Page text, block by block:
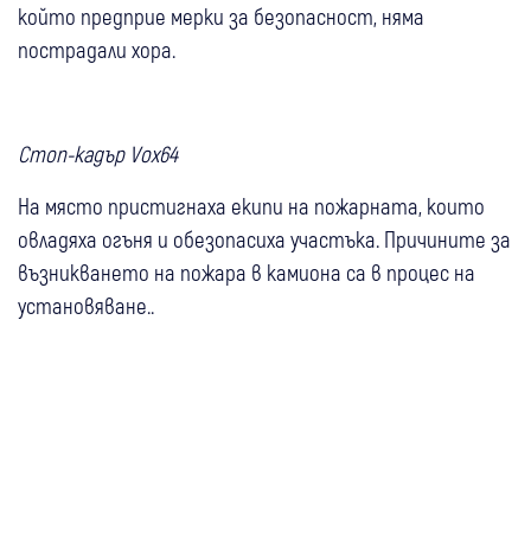
който предприе мерки за безопасност, няма
пострадали хора.
Стоп-кадър Vox64
На място пристигнаха екипи на пожарната, които
овладяха огъня и обезопасиха участъка. Причините за
възникването на пожара в камиона са в процес на
установяване..